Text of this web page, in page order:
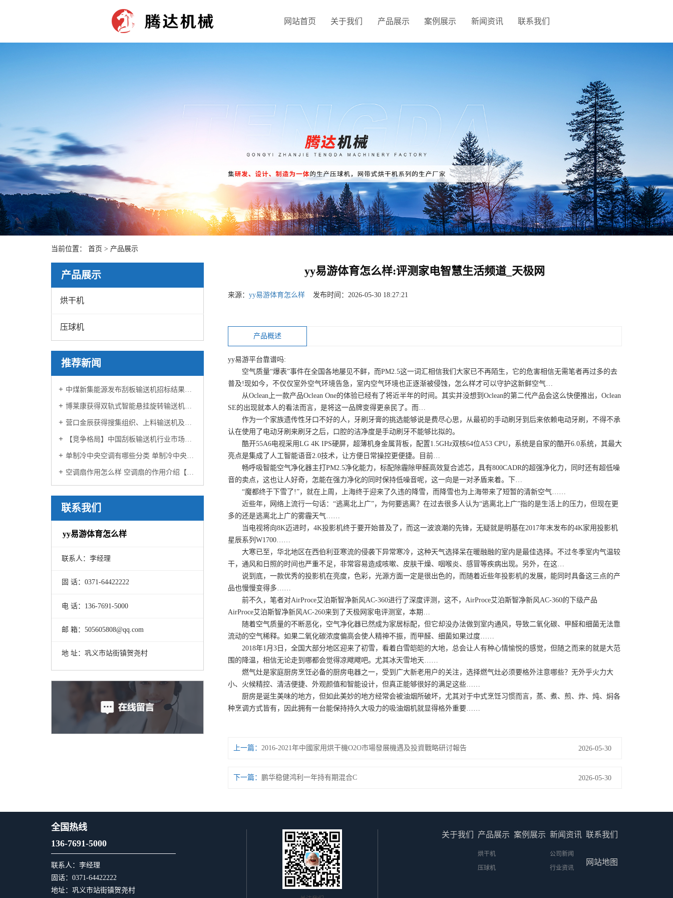
网站首页 关于我们 产品展示 案例展示 新闻资讯 联系我们
当前位置： 首页 > 产品展示
产品展示
烘干机
压球机
推荐新闻
中煤新集能源发布刮板输送机招标结果泰山华坤成功中标！
博莱康获得双轨式智能悬挂旋转输送机专利
营口金辰获得搜集组织、上料输送机及隔纸的搜集办法专利
【竞争格局】中国刮板输送机行业市场概览、投资热点及发展的新趋势预测报告
单制冷中央空调有哪些分类 单制冷中央空调分类介绍【详解】
空调扇作用怎么样 空调扇的作用介绍【详解】
联系我们
yy易游体育怎么样
联系人：李经理
固 话：0371-64422222
电 话：136-7691-5000
邮 箱：505605808@qq.com
地 址：巩义市站街镇贺尧村
yy易游体育怎么样:评测家电智慧生活频道_天极网
来源： yy易游体育怎么样发布时间：2026-05-30 18:27:21
产品概述
yy易游平台靠谱吗:
空气质量“爆表”事件在全国各地屡见不鲜，而PM2.5这一词汇相信我们大家已不再陌生，它的危害相信无需笔者再过多的去
普及!现如今，不仅仅室外空气环境告急，室内空气环境也正逐渐被侵蚀，怎么样才可以守护这新鲜空气…
从Oclean上一款产品Oclean One的体验已经有了将近半年的时间。其实并没想到Oclean的第二代产品会这么快便推出，Oclean
SE的出现就本人的看法而言，是将这一品牌变得更亲民了。而…
作为一个家族遗传性牙口不好的人，牙刷牙膏的挑选能够说是费尽心思，从最初的手动刷牙到后来依赖电动牙刷，不得不承
认在使用了电动牙刷来刷牙之后，口腔的洁净度是手动刷牙不能够比拟的。
酷开55A6电视采用LG 4K IPS硬屏，超薄机身金属背板，配置1.5GHz双核64位A53 CPU，系统是自家的酷开6.0系统，其最大
亮点是集成了人工智能语音2.0技术，让方便日常操控更便捷。目前…
畅呼吸智能空气净化器主打PM2.5净化能力，标配除霾除甲醛高效复合滤芯，具有800CADR的超强净化力，同时还有超低噪
音的卖点，这也让人好奇，怎能在强力净化的同时保持低噪音呢，这一向是一对矛盾来着。下…
“魔都终于下雪了!”，就在上周，上海终于迎来了久违的降雪，而降雪也为上海带来了短暂的清新空气……
近些年，网络上流行一句话：“逃离北上广”，为何要逃离？在过去很多人认为“逃离北上广”指的是生活上的压力，但现在更
多的还是逃离北上广的雾霾天气……
当电视将向8K迈进时，4K投影机终于要开始普及了，而这一波浪潮的先锋，无疑就是明基在2017年末发布的4K家用投影机
星辰系列W1700……
大寒已至，华北地区在西伯利亚寒流的侵袭下异常寒冷，这种天气选择呆在暖融融的室内是最佳选择。不过冬季室内气温较
干，通风和日照的时间也严重不足，非常容易造成咳嗽、皮肤干燥、咽喉炎、感冒等疾病出现。另外，在这…
说到底，一款优秀的投影机在亮度，色彩，光源方面一定是很出色的，而随着近些年投影机的发展，能同时具备这三点的产
品也慢慢变得多……
前不久，笔者对AirProce艾泊斯智净新风AC-360进行了深度评测，这不，AirProce艾泊斯智净新风AC-360的下级产品
AirProce艾泊斯智净新风AC-260来到了天极网家电评测室，本期…
随着空气质量的不断恶化，空气净化器已然成为家居标配，但它却没办法做到室内通风，导致二氧化碳、甲醛和细菌无法靠
流动的空气稀释。如果二氧化碳浓度偏高会使人精神不振，而甲醛、细菌如果过度……
2018年1月3日，全国大部分地区迎来了初雪，看着白雪皑皑的大地，总会让人有种心情愉悦的感觉，但随之而来的就是大范
围的降温，相信无论走到哪都会觉得凉飕飕吧。尤其冰天雪地天……
燃气灶是家庭厨房烹饪必备的厨房电器之一，受到广大新老用户的关注，选择燃气灶必须要格外注意哪些？无外乎火力大
小、火候精控、清洁便捷、外观颜值和智能设计，但真正能够很好的满足这些……
厨房是诞生美味的地方，但如此美妙的地方经常会被油烟所破坏，尤其对于中式烹饪习惯而言，蒸、煮、煎、炸、炖、焖各
种烹调方式皆有，因此拥有一台能保持持久大吸力的吸油烟机就显得格外重要……
上一篇： 2016-2021年中國家用烘干機O2O市場發展機遇及投資戰略研讨報告 2026-05-30
下一篇： 鹏华稳健鸿利一年持有期混合C 2026-05-30
全国热线
136-7691-5000
联系人：李经理
固话：0371-64422222
地址：巩义市站街镇贺尧村
关于我们 产品展示
烘干机
压球机
案例展示 新闻资讯
公司新闻
行业资讯
联系我们
网站地图